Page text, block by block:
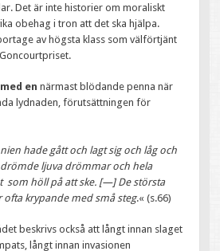
Det är inte historier om moraliskt
obehag i tron att det ska hjälpa.
av högsta klass som välförtjänt
en närmast blödande penna när
lydnaden, förutsättningen för
hade gått och lagt sig och låg och
drömde ljuva drömmar och hela
som höll på att ske. [—] De största
krypande med små steg.« (s.66)
beskrivs också att långt innan slaget
långt innan invasionen